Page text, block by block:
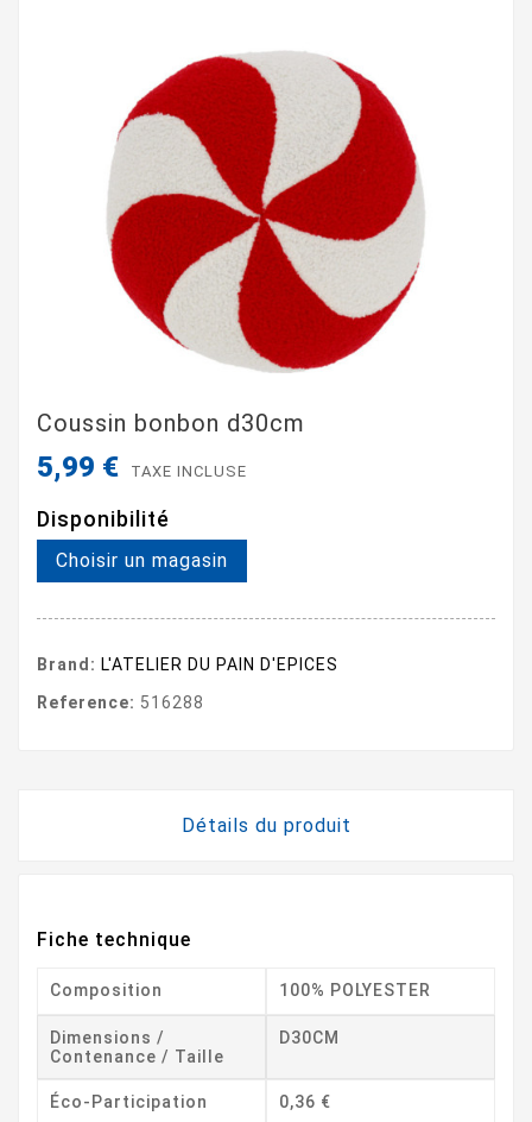
Coussin bonbon d30cm
5,99 € TAXE INCLUSE
Disponibilité
Choisir un magasin
Brand: L'ATELIER DU PAIN D'EPICES
Reference: 516288
Détails du produit
Fiche technique
Composition 100% POLYESTER
Dimensions /
Contenance / Taille
D30CM
Éco-Participation 0,36 €